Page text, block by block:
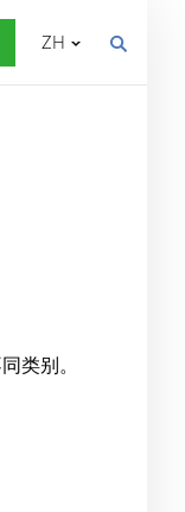
ZH
类别。